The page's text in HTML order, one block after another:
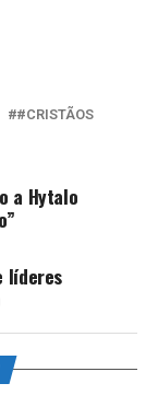
#CRISTÃOS
a Hytalo
líderes